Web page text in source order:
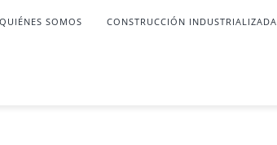
QUIÉNES SOMOS CONSTRUCCIÓN INDUSTRIALIZADA